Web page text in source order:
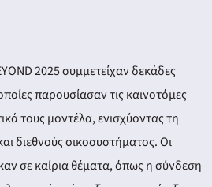
2025 συμμετείχαν δεκάδες
παρουσίασαν τις καινοτόμες
τους μοντέλα, ενισχύοντας τη
διεθνούς οικοσυστήματος. Οι
σε καίρια θέματα, όπως η σύνδεση